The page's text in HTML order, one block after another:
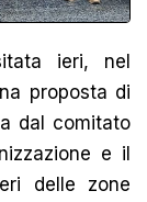
ieri, nel
proposta di
dal comitato
e il
delle zone